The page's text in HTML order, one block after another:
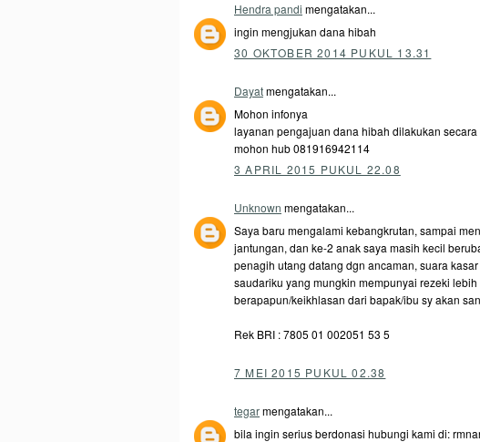
Hendra pandi mengatakan...
ingin mengjukan dana hibah
30 OKTOBER 2014 PUKUL 13.31
Dayatmengatakan...
Mohon infonya
layanan pengajuan dana hibah dilakukan
mohon hub 081916942114
3 APRIL 2015 PUKUL 22.08
Unknown mengatakan...
Saya baru mengalami kebangkrutan, sampai
jantungan, dan ke-2 anak saya masih kecil
penagih utang datang dgn ancaman, suara
saudariku yang mungkin mempunyai rezeki
berapapun/keikhlasan dari bapak/ibu sy akan
Rek BRI : 7805 01 002051 53 5
7 MEI 2015 PUKUL 02.38
tegarmengatakan...
bila ingin serius berdonasi hubungi kami di: